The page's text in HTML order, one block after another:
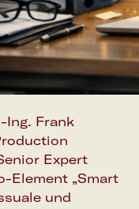
Ing. Frank
Expert
Element „Smart
und